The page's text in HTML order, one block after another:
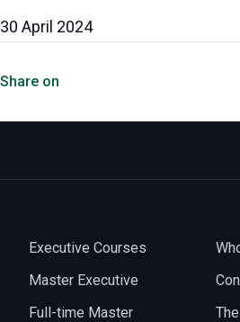
30 April 2024
Share on
Executive Courses
Master Executive
Full-time Master